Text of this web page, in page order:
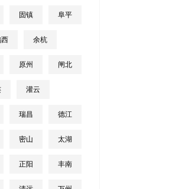
固镇 阜平
余杭
原州 闸北
灌云
瑞昌 德江
密山 太湖
正阳 丰南